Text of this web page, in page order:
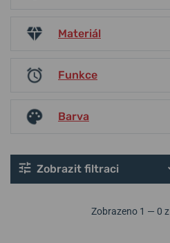
Materiál
Funkce
Barva
Zobrazit filtraci
Zobrazeno 1 — 0 z